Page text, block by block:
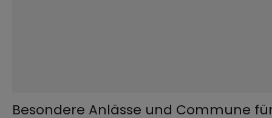
Besondere Anlässe und Commune